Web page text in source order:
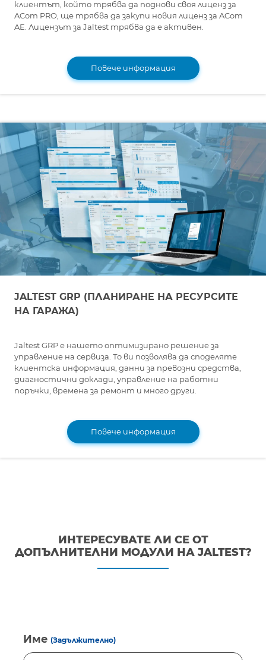
клиентът, който трябва да поднови своя лиценз за
ACom PRO, ще трябва да закупи новия лиценз за ACom
AE. Лицензът за Jaltest трябва да е активен.
Повече информация
JALTEST GRP (ПЛАНИРАНЕ НА РЕСУРСИТЕ
НА ГАРАЖА)
Jaltest GRP е нашето оптимизирано решение за
управление на сервиза. То ви позволява да споделяте
клиентска информация, данни за превозни средства,
диагностични доклади, управление на работни
поръчки, времена за ремонт и много други.
Повече информация
ИНТЕРЕСУВАТЕ ЛИ СЕ ОТ
ДОПЪЛНИТЕЛНИ МОДУЛИ НА JALTEST?
Име (Задължително)